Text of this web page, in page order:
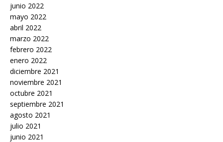
junio 2022
mayo 2022
abril 2022
marzo 2022
febrero 2022
enero 2022
diciembre 2021
noviembre 2021
octubre 2021
septiembre 2021
agosto 2021
julio 2021
junio 2021